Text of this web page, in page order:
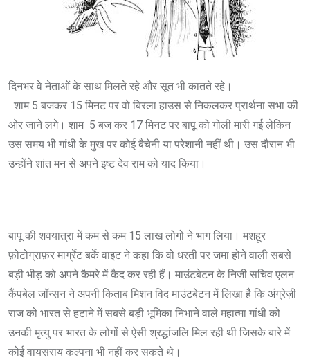
दिनभर वे नेताओं के साथ मिलते रहे और सूत भी कातते रहे।
शाम 5 बजकर 15 मिनट पर वो बिरला हाउस से निकलकर प्रार्थना सभा की
ओर जाने लगे। शाम 5 बज कर 17 मिनट पर बापू को गोली मारी गई लेकिन
उस समय भी गांधी के मुख पर कोई बैचेनी या परेशानी नहीं थी। उस दौरान भी
उन्होंने शांत मन से अपने इष्ट देव राम को याद किया।
बापू की शवयात्रा में कम से कम 15 लाख लोगों ने भाग लिया। मशहूर
फ़ोटोग्राफ़र मार्ग्रेट बर्के वाइट ने कहा कि वो धरती पर जमा होने वाली सबसे
बड़ी भीड़ को अपने कैमरे में कैद कर रही हैं। माउंटबेटन के निजी सचिव एलन
कैंपबेल जॉन्सन ने अपनी किताब मिशन विद माउंटबेटन में लिखा है कि अंग्रेज़ी
राज को भारत से हटाने में सबसे बड़ी भूमिका निभाने वाले महात्मा गांधी को
उनकी मृत्यु पर भारत के लोगों से ऐसी श्रद्धांजलि मिल रही थी जिसके बारे में
कोई वायसराय कल्पना भी नहीं कर सकते थे।